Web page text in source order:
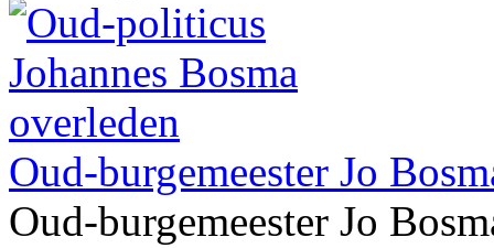
Oud-burgemeester Jo
Oud-burgemeester Jo